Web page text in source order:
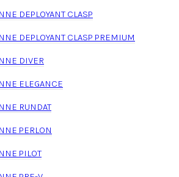
DEPLOYANT CLASP
DEPLOYANT CLASP PREMIUM
DIVER
ELEGANCE
RUNDAT
PERLON
PILOT